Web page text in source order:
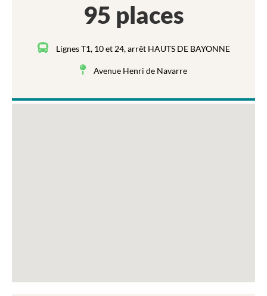
95 places
Lignes T1, 10 et 24, arrêt HAUTS DE BAYONNE
Avenue Henri de Navarre